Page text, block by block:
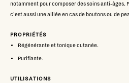
notamment pour composer des soins anti-âges.
c'est aussi une alliée en cas de boutons ou de
PROPRIÉTÉS
Régénérante et tonique cutanée.
Purifiante.
UTILISATIONS